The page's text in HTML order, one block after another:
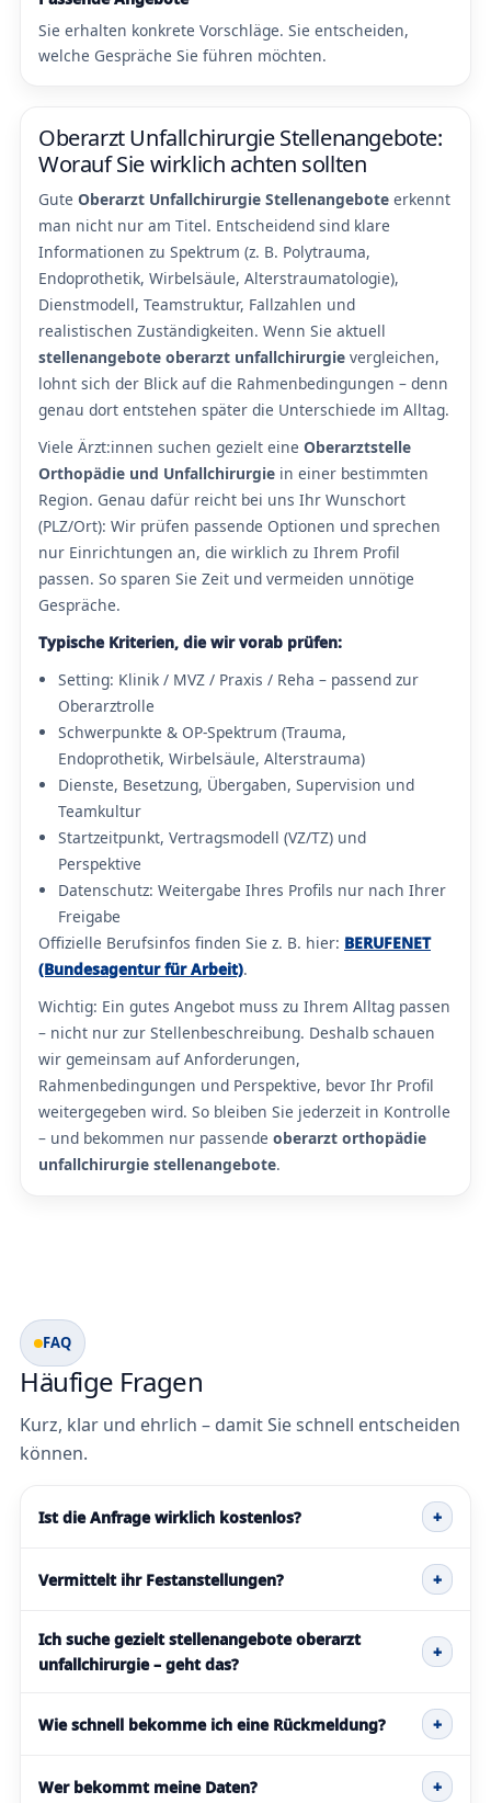
Sie erhalten konkrete Vorschläge. Sie entscheiden,
welche Gespräche Sie führen möchten.
Oberarzt Unfallchirurgie Stellenangebote:
Worauf Sie wirklich achten sollten
Gute Oberarzt Unfallchirurgie Stellenangebote erkennt
man nicht nur am Titel. Entscheidend sind klare
Informationen zu Spektrum (z. B. Polytrauma,
Endoprothetik, Wirbelsäule, Alterstraumatologie),
Dienstmodell, Teamstruktur, Fallzahlen und
realistischen Zuständigkeiten. Wenn Sie aktuell
stellenangebote oberarzt unfallchirurgie vergleichen,
lohnt sich der Blick auf die Rahmenbedingungen – denn
genau dort entstehen später die Unterschiede im Alltag.
Viele Ärzt:innen suchen gezielt eine Oberarztstelle
Orthopädie und Unfallchirurgie in einer bestimmten
Region. Genau dafür reicht bei uns Ihr Wunschort
(PLZ/Ort): Wir prüfen passende Optionen und sprechen
nur Einrichtungen an, die wirklich zu Ihrem Profil
passen. So sparen Sie Zeit und vermeiden unnötige
Gespräche.
Typische Kriterien, die wir vorab prüfen:
Setting: Klinik / MVZ / Praxis / Reha – passend zur
Oberarztrolle
Schwerpunkte & OP-Spektrum (Trauma,
Endoprothetik, Wirbelsäule, Alterstrauma)
Dienste, Besetzung, Übergaben, Supervision und
Teamkultur
Startzeitpunkt, Vertragsmodell (VZ/TZ) und
Perspektive
Datenschutz: Weitergabe Ihres Profils nur nach Ihrer
Freigabe
Offizielle Berufsinfos finden Sie z. B. hier: BERUFENET
(Bundesagentur für Arbeit).
Wichtig: Ein gutes Angebot muss zu Ihrem Alltag passen
– nicht nur zur Stellenbeschreibung. Deshalb schauen
wir gemeinsam auf Anforderungen,
Rahmenbedingungen und Perspektive, bevor Ihr Profil
weitergegeben wird. So bleiben Sie jederzeit in Kontrolle
– und bekommen nur passende oberarzt orthopädie
unfallchirurgie stellenangebote.
FAQ
Häufige Fragen
Kurz, klar und ehrlich – damit Sie schnell entscheiden
können.
Ist die Anfrage wirklich kostenlos? +
Vermittelt ihr Festanstellungen? +
Ich suche gezielt stellenangebote oberarzt
unfallchirurgie – geht das?
+
Wie schnell bekomme ich eine Rückmeldung? +
Wer bekommt meine Daten? +